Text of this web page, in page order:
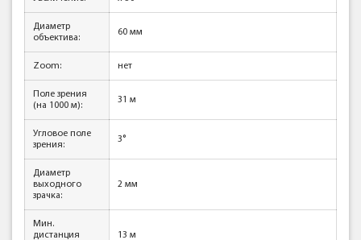
Диаметр
объектива:
60 мм
Zoom: нет
Поле зрения
(на 1000 м):
31 м
Угловое поле
зрения:
3°
Диаметр
выходного
зрачка:
2 мм
Мин.
дистанция
13 м